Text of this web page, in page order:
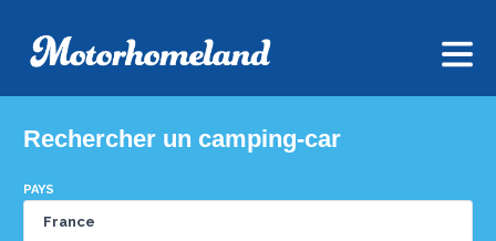
Rechercher un camping-car
PAYS